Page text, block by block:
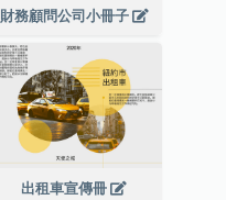
財務顧問公司小冊子
出租車宣傳冊